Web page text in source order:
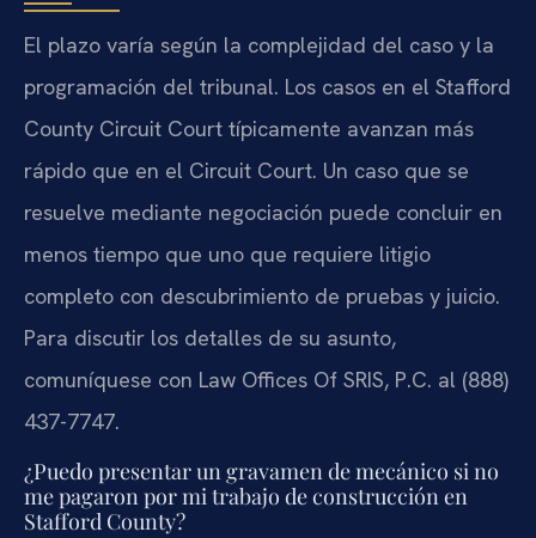
El plazo varía según la complejidad del caso y la
programación del tribunal. Los casos en el Stafford
County Circuit Court típicamente avanzan más
rápido que en el Circuit Court. Un caso que se
resuelve mediante negociación puede concluir en
menos tiempo que uno que requiere litigio
completo con descubrimiento de pruebas y juicio.
Para discutir los detalles de su asunto,
comuníquese con Law Offices Of SRIS, P.C. al (888)
437-7747.
¿Puedo presentar un gravamen de mecánico si no
me pagaron por mi trabajo de construcción en
Stafford County?